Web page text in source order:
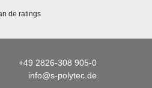
de ratings
+49 2826-308 905-0
info@s-polytec.de